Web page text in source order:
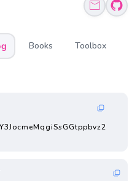
Books Toolbox